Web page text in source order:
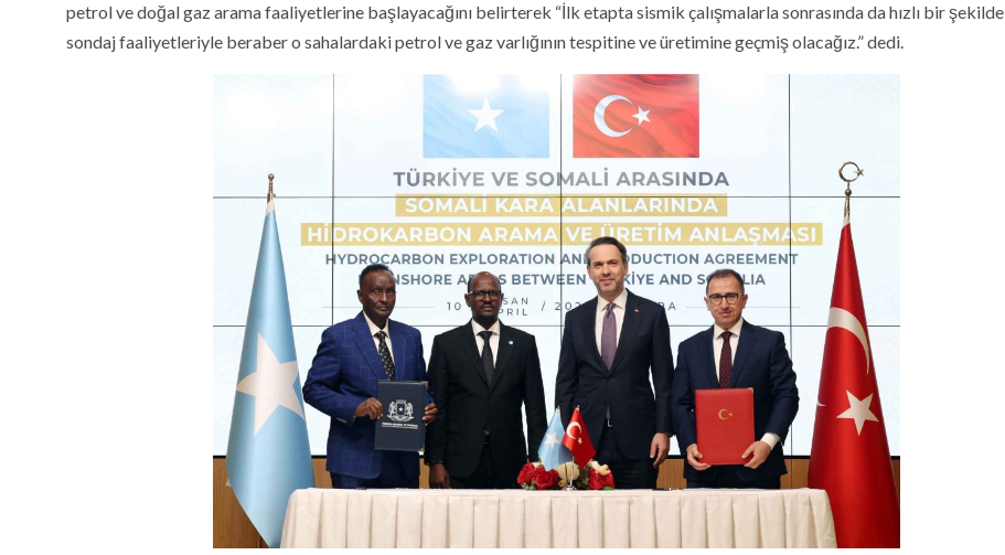
petrol ve doğal gaz arama faaliyetlerine başlayacağını belirterek “İlk etapta sismik çalışmalarla sonrasında da hızlı bir şekilde
sondaj faaliyetleriyle beraber o sahalardaki petrol ve gaz varlığının tespitine ve üretimine geçmiş olacağız.” dedi.